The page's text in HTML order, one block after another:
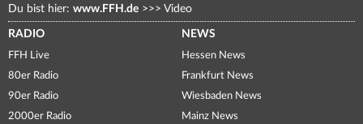
Du bist hier: www.FFH.de >>> Video
RADIO
FFH Live
80er Radio
90er Radio
2000er Radio
NEWS
Hessen News
Frankfurt News
Wiesbaden News
Mainz News